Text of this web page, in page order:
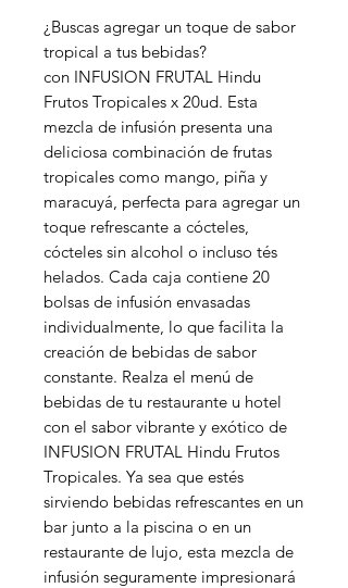
¿Buscas agregar un toque de sabor
tropical a tus bebidas?
con INFUSION FRUTAL Hindu
Frutos Tropicales x 20ud. Esta
mezcla de infusión presenta una
deliciosa combinación de frutas
tropicales como mango, piña y
maracuyá, perfecta para agregar un
toque refrescante a cócteles,
cócteles sin alcohol o incluso tés
helados. Cada caja contiene 20
bolsas de infusión envasadas
individualmente, lo que facilita la
creación de bebidas de sabor
constante. Realza el menú de
bebidas de tu restaurante u hotel
con el sabor vibrante y exótico de
INFUSION FRUTAL Hindu Frutos
Tropicales. Ya sea que estés
sirviendo bebidas refrescantes en un
bar junto a la piscina o en un
restaurante de lujo, esta mezcla de
infusión seguramente impresionará